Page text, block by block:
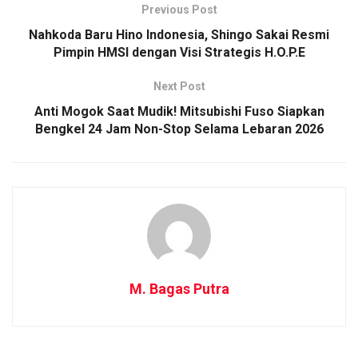
Previous Post
Nahkoda Baru Hino Indonesia, Shingo Sakai Resmi
Pimpin HMSI dengan Visi Strategis H.O.P.E
Next Post
Anti Mogok Saat Mudik! Mitsubishi Fuso Siapkan
Bengkel 24 Jam Non-Stop Selama Lebaran 2026
M. Bagas Putra